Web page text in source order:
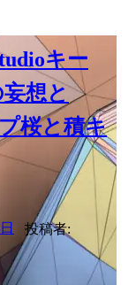
キー
妄想と
桜と積キ
投稿者: